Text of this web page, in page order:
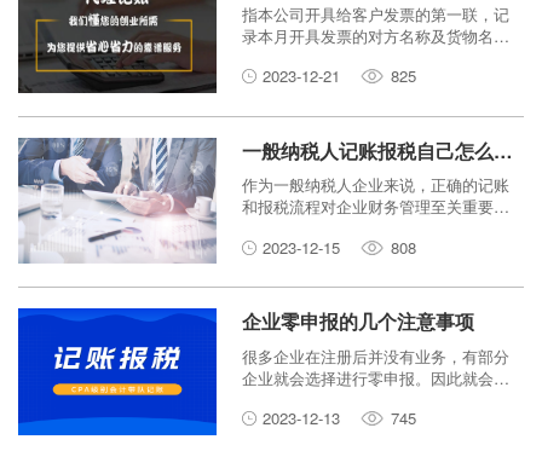
指本公司开具给客户发票的第一联，记
录本月开具发票的对方名称及货物名称,
理好,供代理记账会计上门收取。
2023-12-21 825
一般纳税人记账报税自己怎么操作？
作为一般纳税人企业来说，正确的记账
和报税流程对企业财务管理至关重要。
作？本文将对此进行详细介绍，以帮助
税款。
2023-12-15 808
企业零申报的几个注意事项
很多企业在注册后并没有业务，有部分
企业就会选择进行零申报。因此就会有
比如：零申报会不会有风险？企业零申
2023-12-13 745